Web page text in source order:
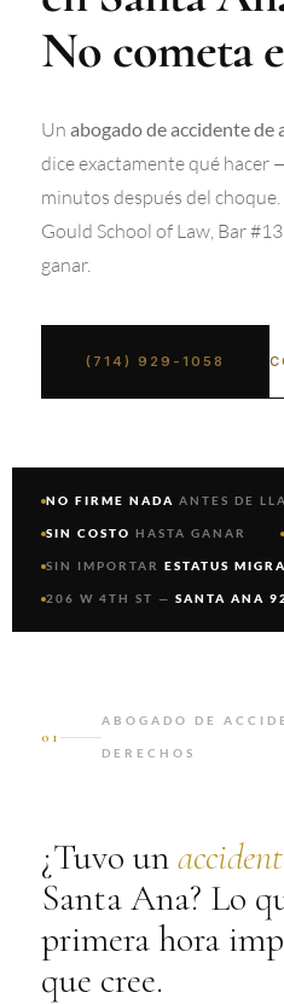
No cometa
Un abogado de accidente de
dice exactamente qué hacer
minutos después del
Gould School of Law, Bar
ganar.
(714) 929-1058
NO FIRME NADA ANTES DE
SIN COSTO HASTA GANAR
SIN IMPORTAR ESTATUS
206 W 4TH ST — SANTA ANA
01
ABOGADO DE
DERECHOS
¿Tuvo un
Santa Ana? Lo
primera hora
que cree.